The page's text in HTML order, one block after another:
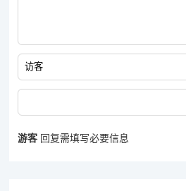
游客 回复需填写必要信息